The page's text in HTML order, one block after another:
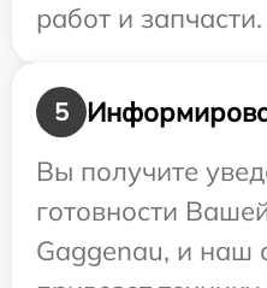
работ и запчасти.
5
Вы получите
готовности
Gaggenau, и наш